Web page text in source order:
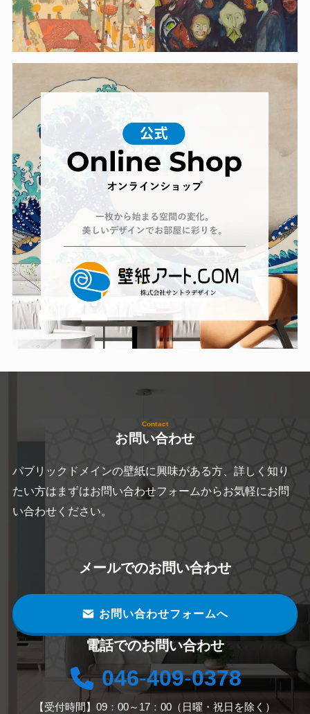
Contact
お問い合わせ
パブリックドメインの壁紙に興味がある方、詳しく知り
たい方はまずはお問い合わせフォームからお気軽にお問
い合わせください。
メールでのお問い合わせ
お問い合わせフォームへ
電話でのお問い合わせ
046-409-0378
【受付時間】09：00～17：00（日曜・祝日を除く）